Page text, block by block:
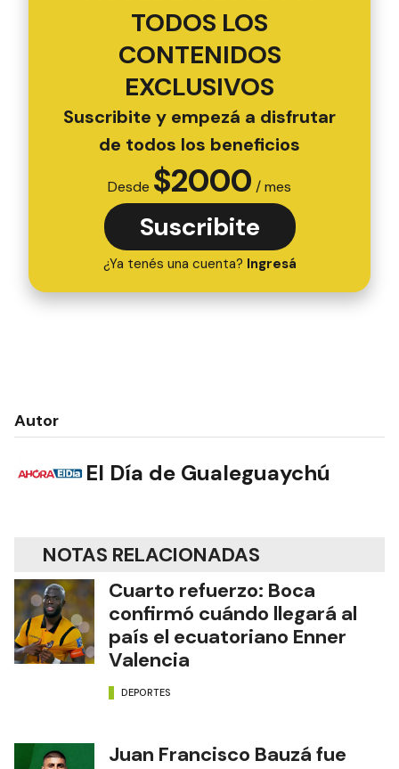
TODOS LOS
CONTENIDOS
EXCLUSIVOS
Suscribite y empezá a disfrutar
de todos los beneficios
Desde $2000 / mes
Suscribite
¿Ya tenés una cuenta? Ingresá
Autor
El Día de Gualeguaychú
NOTAS RELACIONADAS
Cuarto refuerzo: Boca
confirmó cuándo llegará al
país el ecuatoriano Enner
Valencia
DEPORTES
Juan Francisco Bauzá fue